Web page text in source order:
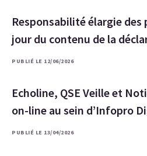
Responsabilité élargie des
jour du contenu de la
PUBLIÉ LE 12/06/2026
Echoline, QSE Veille et
on-line au sein d’Infopro
PUBLIÉ LE 13/04/2026